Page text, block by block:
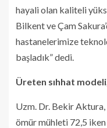
hayali olan kaliteli
Bilkent ve Çam
hastanelerimize
başladık” dedi.
Üreten sıhhat
Uzm. Dr. Bekir Aktura,
ömür mühleti 72,5 iken